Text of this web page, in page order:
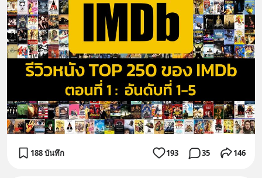
188 บันทึก 193 35 146